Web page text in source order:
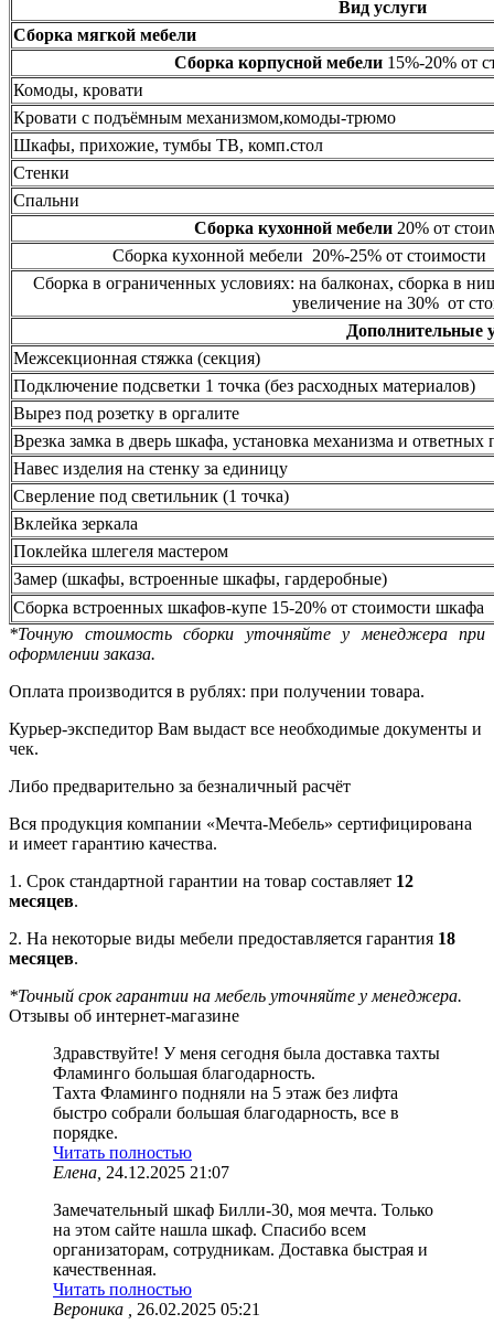
Вид услуги
Сборка мягкой мебели
Сборка корпусной мебели15%-20% от
Комоды, кровати
Кровати с подъёмным механизмом,комоды-трюмо
Шкафы, прихожие, тумбы ТВ, комп.стол
Стенки
Спальни
Сборка кухонной мебели20% от
Сборка кухонной мебели 20%-25% от стоимости
Сборка в ограниченных условиях: на балконах, сборка в
увеличение на 30% от
Дополнительные
Межсекционная стяжка (секция)
Подключение подсветки 1 точка (без расходных материалов)
Вырез под розетку в оргалите
Врезка замка в дверь шкафа, установка механизма и ответных
Навес изделия на стенку за единицу
Сверление под светильник (1 точка)
Вклейка зеркала
Поклейка шлегеля мастером
Замер (шкафы, встроенные шкафы, гардеробные)
Сборка встроенных шкафов-купе 15-20% от стоимости шкафа
*Точную стоимость сборки уточняйте у менеджера при
оформлении заказа.
Оплата производится в рублях: при получении товара.
Курьер-экспедитор Вам выдаст все необходимые документы и
чек.
Либо предварительно за безналичный расчёт
Вся продукция компании «Мечта-Мебель» сертифицирована
и имеет гарантию качества.
1. Срок стандартной гарантии на товар составляет 12
месяцев.
2. На некоторые виды мебели предоставляется гарантия 18
месяцев.
*Точный срок гарантии на мебель уточняйте у менеджера.
Отзывы об интернет-магазине
Здравствуйте! У меня сегодня была доставка тахты
Фламинго большая благодарность.
Тахта Фламинго подняли на 5 этаж без лифта
быстро собрали большая благодарность, все в
порядке.
Читать полностью
Елена, 24.12.2025 21:07
Замечательный шкаф Билли-30, моя мечта. Только
на этом сайте нашла шкаф. Спасибо всем
организаторам, сотрудникам. Доставка быстрая и
качественная.
Читать полностью
Вероника ,
26.02.2025 05:21